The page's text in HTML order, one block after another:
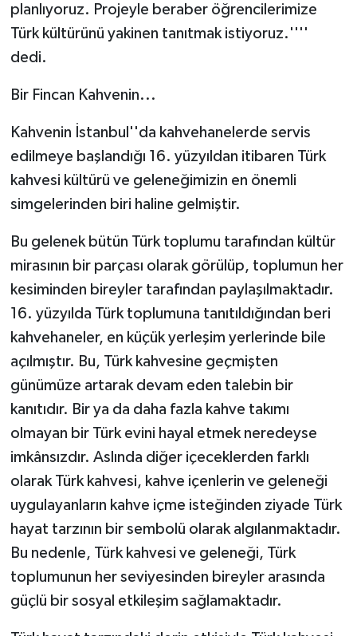
planlıyoruz. Projeyle beraber öğrencilerimize
Türk kültürünü yakinen tanıtmak istiyoruz.''''
dedi.
Bir Fincan Kahvenin...
Kahvenin İstanbul''da kahvehanelerde servis
edilmeye başlandığı 16. yüzyıldan itibaren Türk
kahvesi kültürü ve geleneğimizin en önemli
simgelerinden biri haline gelmiştir.
Bu gelenek bütün Türk toplumu tarafından kültür
mirasının bir parçası olarak görülüp, toplumun her
kesiminden bireyler tarafından paylaşılmaktadır.
16. yüzyılda Türk toplumuna tanıtıldığından beri
kahvehaneler, en küçük yerleşim yerlerinde bile
açılmıştır. Bu, Türk kahvesine geçmişten
günümüze artarak devam eden talebin bir
kanıtıdır. Bir ya da daha fazla kahve takımı
olmayan bir Türk evini hayal etmek neredeyse
imkânsızdır. Aslında diğer içeceklerden farklı
olarak Türk kahvesi, kahve içenlerin ve geleneği
uygulayanların kahve içme isteğinden ziyade Türk
hayat tarzının bir sembolü olarak algılanmaktadır.
Bu nedenle, Türk kahvesi ve geleneği, Türk
toplumunun her seviyesinden bireyler arasında
güçlü bir sosyal etkileşim sağlamaktadır.